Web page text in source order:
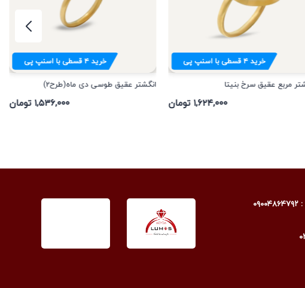
خرید۴قسطی با اسنپ پی
مربع عقیق سرخ بنیتا
۱,۶۲۴,۰۰۰ تومان
خرید۴قسطی با اسنپ پی
انگشتر عقیق طوسی دی ماه(طرح2)
۱,۵۳۶,۰۰۰ تومان